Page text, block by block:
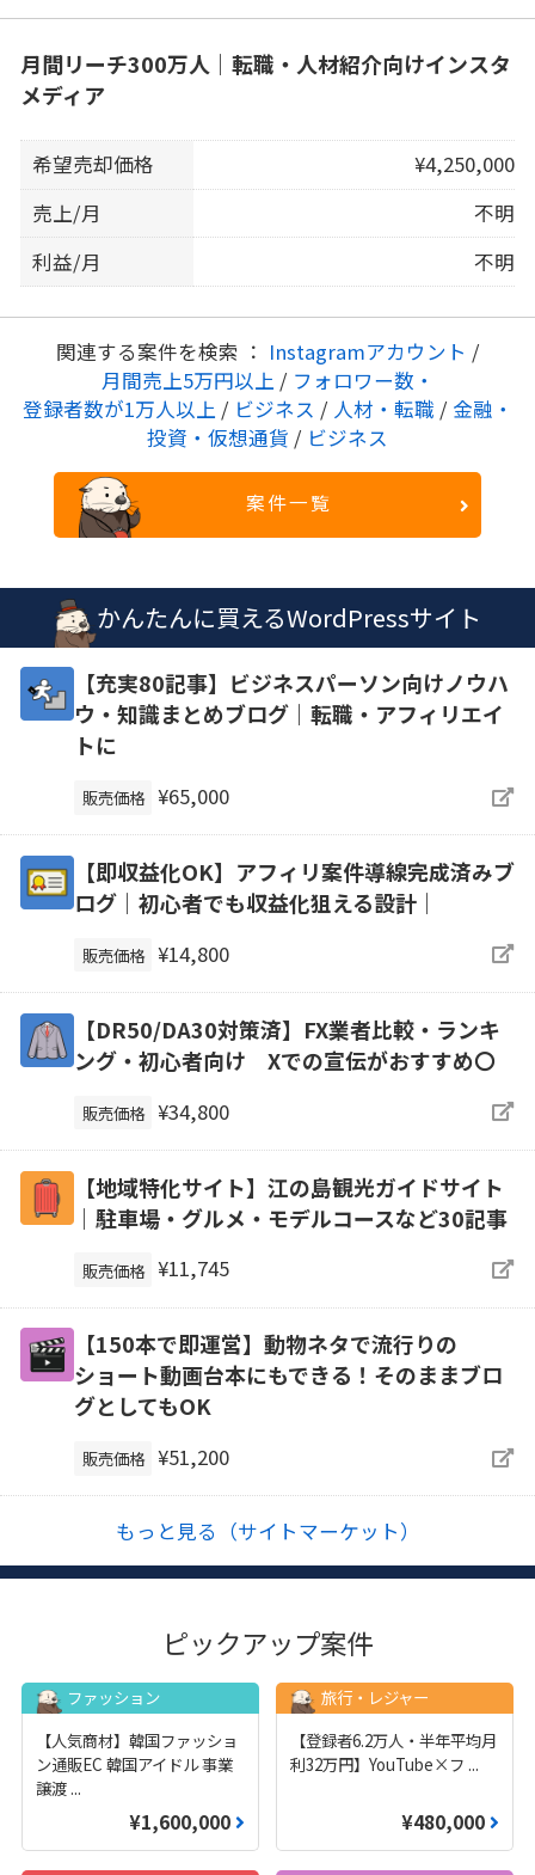
月間リーチ300万人｜転職・人材紹介向けインスタ
メディア
希望売却価格
¥4,250,000
売上/月
不明
利益/月
不明
関連する案件を検索 ： Instagramアカウント /
月間売上5万円以上 / フォロワー数・
登録者数が1万人以上 / ビジネス / 人材・転職 / 金融・
投資・仮想通貨 / ビジネス
案件一覧
かんたんに買えるWordPressサイト
【充実80記事】ビジネスパーソン向けノウハ
ウ・知識まとめブログ｜転職・アフィリエイ
トに
販売価格 ¥65,000
【即収益化OK】アフィリ案件導線完成済みブ
ログ｜初心者でも収益化狙える設計｜
販売価格 ¥14,800
【DR50/DA30対策済】FX業者比較・ランキ
ング・初心者向け Xでの宣伝がおすすめ〇
販売価格 ¥34,800
【地域特化サイト】江の島観光ガイドサイト
｜駐車場・グルメ・モデルコースなど30記事
販売価格 ¥11,745
【150本で即運営】動物ネタで流行りの
ショート動画台本にもできる！そのままブロ
グとしてもOK
販売価格 ¥51,200
もっと見る（サイトマーケット）
ピックアップ案件
ファッション
【人気商材】韓国ファッショ
ン通販EC 韓国アイドル 事業
譲渡 ...
¥1,600,000
旅行・レジャー
【登録者6.2万人・半年平均月
利32万円】YouTube×フ ...
¥480,000